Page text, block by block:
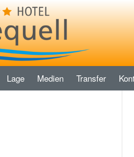
Lage Medien Transfer